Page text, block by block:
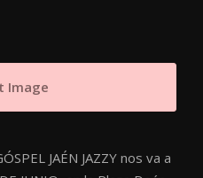
JAÉN JAZZY nos va a